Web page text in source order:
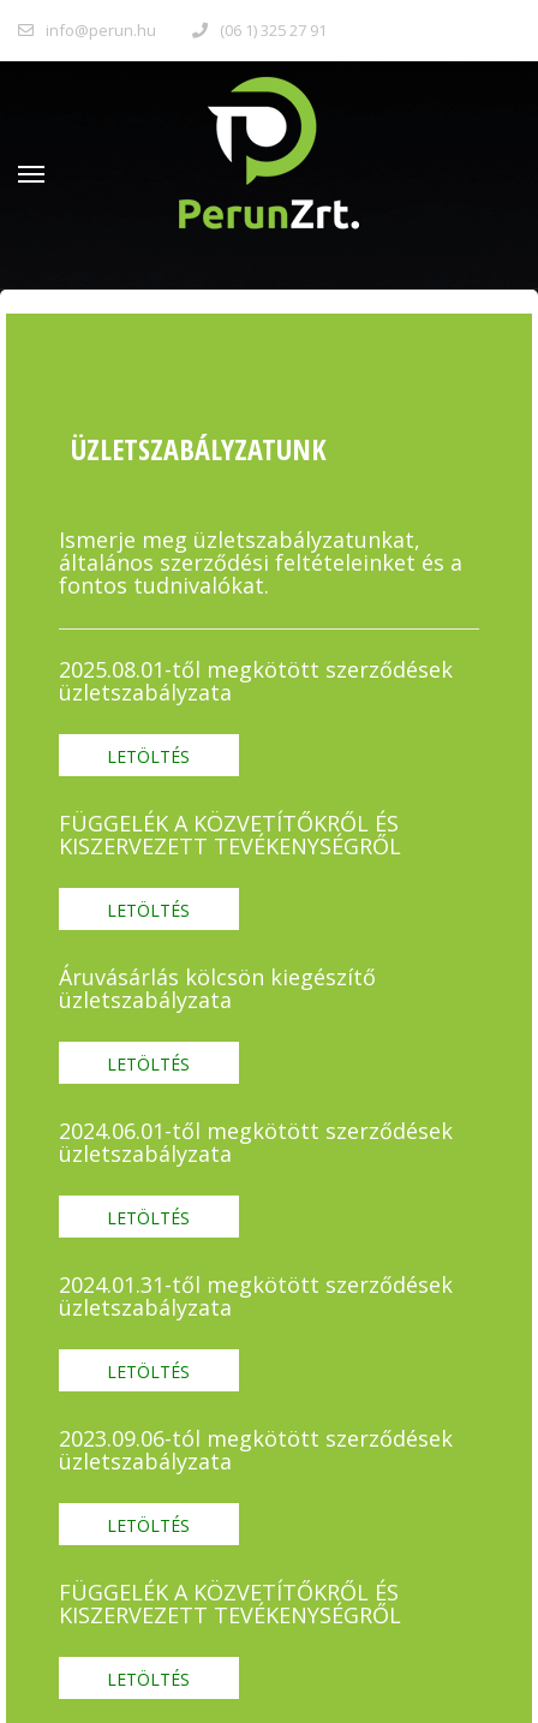
info@perun.hu (06 1) 325 27 91
ÜZLETSZABÁLYZATUNK
Ismerje meg üzletszabályzatunkat,
általános szerződési feltételeinket és a
fontos tudnivalókat.
2025.08.01-től megkötött szerződések
üzletszabályzata
LETÖLTÉS
FÜGGELÉK A KÖZVETÍTŐKRŐL ÉS
KISZERVEZETT TEVÉKENYSÉGRŐL
LETÖLTÉS
Áruvásárlás kölcsön kiegészítő
üzletszabályzata
LETÖLTÉS
2024.06.01-től megkötött szerződések
üzletszabályzata
LETÖLTÉS
2024.01.31-től megkötött szerződések
üzletszabályzata
LETÖLTÉS
2023.09.06-tól megkötött szerződések
üzletszabályzata
LETÖLTÉS
FÜGGELÉK A KÖZVETÍTŐKRŐL ÉS
KISZERVEZETT TEVÉKENYSÉGRŐL
LETÖLTÉS